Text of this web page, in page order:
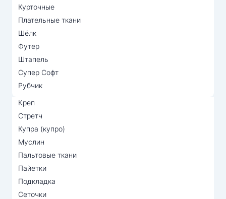
Курточные
Плательные ткани
Шёлк
Футер
Штапель
Супер Софт
Рубчик
Креп
Стретч
Купра (купро)
Муслин
Пальтовые ткани
Пайетки
Подкладка
Сеточки